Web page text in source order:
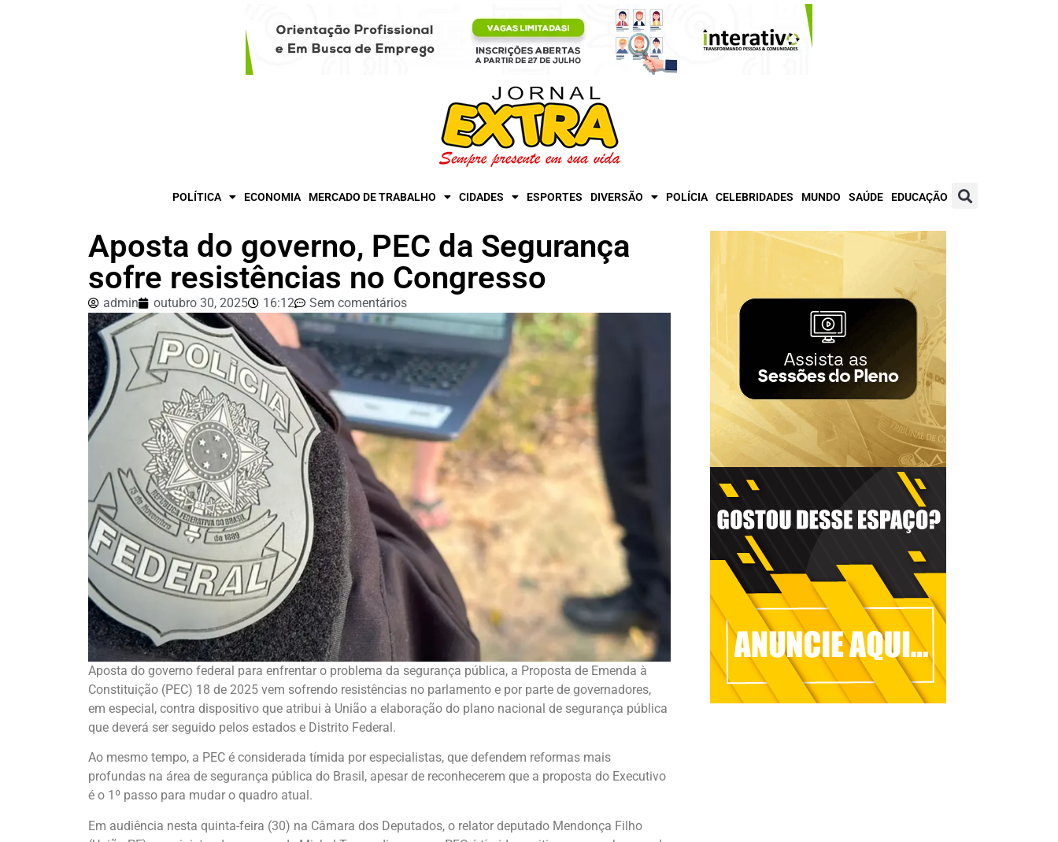
POLÍTICA ECONOMIA MERCADO DE TRABALHO CIDADES ESPORTES DIVERSÃO POLÍCIA CELEBRIDADES MUNDO SAÚDE EDUCAÇÃO
Aposta do governo, PEC da Segurança
sofre resistências no Congresso
admin outubro 30, 2025 16:12 Sem comentários
Aposta do governo federal para enfrentar o problema da segurança pública, a Proposta de Emenda à
Constituição (PEC) 18 de 2025 vem sofrendo resistências no parlamento e por parte de governadores,
em especial, contra dispositivo que atribui à União a elaboração do plano nacional de segurança pública
que deverá ser seguido pelos estados e Distrito Federal.
Ao mesmo tempo, a PEC é considerada tímida por especialistas, que defendem reformas mais
profundas na área de segurança pública do Brasil, apesar de reconhecerem que a proposta do Executivo
é o 1º passo para mudar o quadro atual.
Em audiência nesta quinta-feira (30) na Câmara dos Deputados, o relator deputado Mendonça Filho